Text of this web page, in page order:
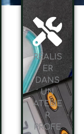
RÉALIS
ER
DANS
UN
ATELIE
R
PROFE